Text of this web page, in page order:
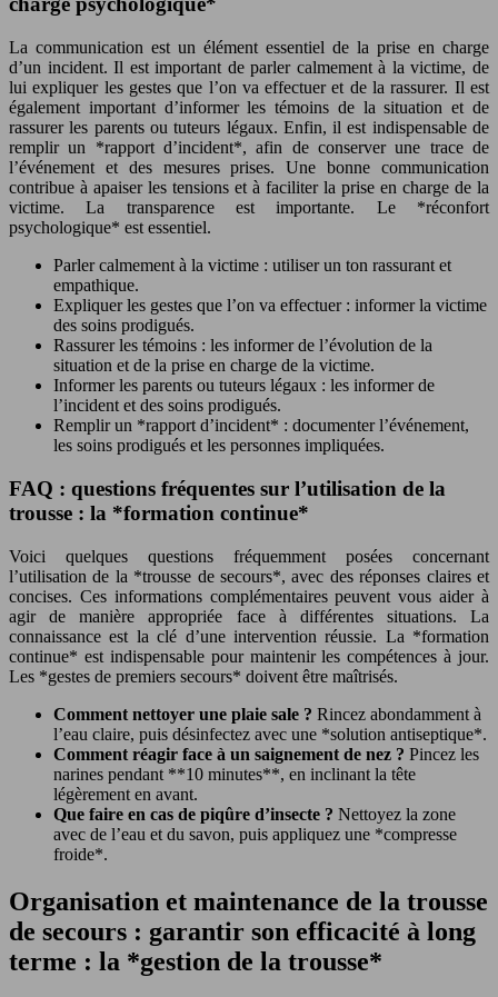
La communication est un élément essentiel de la prise en charge
d’un incident. Il est important de parler calmement à la victime, de
lui expliquer les gestes que l’on va effectuer et de la rassurer. Il est
également important d’informer les témoins de la situation et de
rassurer les parents ou tuteurs légaux. Enfin, il est indispensable de
remplir un *rapport d’incident*, afin de conserver une trace de
l’événement et des mesures prises. Une bonne communication
contribue à apaiser les tensions et à faciliter la prise en charge de la
victime. La transparence est importante. Le *réconfort
psychologique* est essentiel.
Parler calmement à la victime : utiliser un ton rassurant et
empathique.
Expliquer les gestes que l’on va effectuer : informer la victime
des soins prodigués.
Rassurer les témoins : les informer de l’évolution de la
situation et de la prise en charge de la victime.
Informer les parents ou tuteurs légaux : les informer de
l’incident et des soins prodigués.
Remplir un *rapport d’incident* : documenter l’événement,
les soins prodigués et les personnes impliquées.
FAQ : questions fréquentes sur l’utilisation de la
trousse : la *formation continue*
Voici quelques questions fréquemment posées concernant
l’utilisation de la *trousse de secours*, avec des réponses claires et
concises. Ces informations complémentaires peuvent vous aider à
agir de manière appropriée face à différentes situations. La
connaissance est la clé d’une intervention réussie. La *formation
continue* est indispensable pour maintenir les compétences à jour.
Les *gestes de premiers secours* doivent être maîtrisés.
Comment nettoyer une plaie sale ? Rincez abondamment à
l’eau claire, puis désinfectez avec une *solution antiseptique*.
Comment réagir face à un saignement de nez ? Pincez les
narines pendant **10 minutes**, en inclinant la tête
légèrement en avant.
Que faire en cas de piqûre d’insecte ? Nettoyez la zone
avec de l’eau et du savon, puis appliquez une *compresse
froide*.
Organisation et maintenance de la trousse
de secours : garantir son efficacité à long
terme : la *gestion de la trousse*